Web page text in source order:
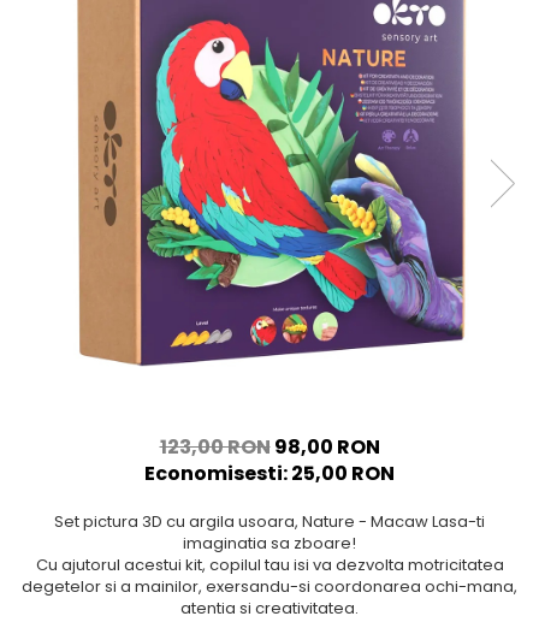
123,00 RON98,00 RON
Economisesti:25,00 RON
Set pictura 3D cu argila usoara, Nature - Macaw Lasa-ti
imaginatia sa zboare!
Cu ajutorul acestui kit, copilul tau isi va dezvolta motricitatea
degetelor si a mainilor, exersandu-si coordonarea ochi-mana,
atentia si creativitatea.